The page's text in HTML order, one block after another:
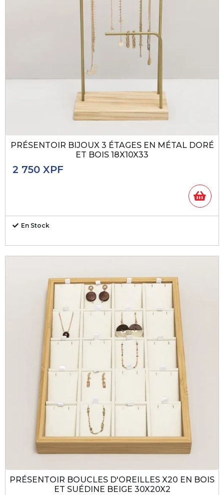
PRÉSENTOIR BIJOUX 3 ÉTAGES EN MÉTAL DORÉ
ET BOIS 18X10X33
2 750XPF
En Stock
PRÉSENTOIR BOUCLES D'OREILLES X20 EN BOIS
ET SUÉDINE BEIGE 30X20X2